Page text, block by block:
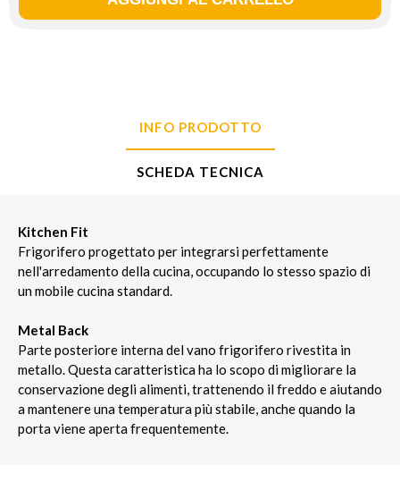
INFO PRODOTTO
SCHEDA TECNICA
Kitchen Fit
Frigorifero progettato per integrarsi perfettamente
nell'arredamento della cucina, occupando lo stesso spazio di
un mobile cucina standard.
Metal Back
Parte posteriore interna del vano frigorifero rivestita in
metallo. Questa caratteristica ha lo scopo di migliorare la
conservazione degli alimenti, trattenendo il freddo e aiutando
a mantenere una temperatura più stabile, anche quando la
porta viene aperta frequentemente.